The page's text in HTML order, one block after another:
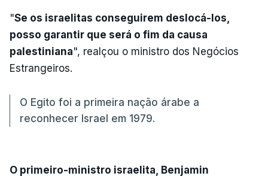
"Se os israelitas conseguirem deslocá-los,
posso garantir que será o fim da causa
palestiniana", realçou o ministro dos Negócios
Estrangeiros.
O Egito foi a primeira nação árabe a
reconhecer Israel em 1979.
O primeiro-ministro israelita, Benjamin